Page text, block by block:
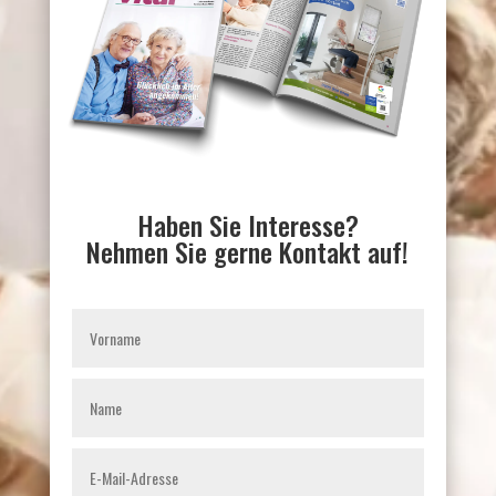
Haben Sie Interesse?
Nehmen Sie gerne Kontakt auf!